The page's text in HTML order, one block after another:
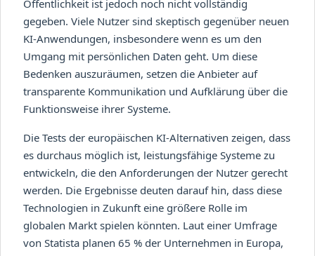
Öffentlichkeit ist jedoch noch nicht vollständig
gegeben. Viele Nutzer sind skeptisch gegenüber neuen
KI-Anwendungen, insbesondere wenn es um den
Umgang mit persönlichen Daten geht. Um diese
Bedenken auszuräumen, setzen die Anbieter auf
transparente Kommunikation und Aufklärung über die
Funktionsweise ihrer Systeme.
Die Tests der europäischen KI-Alternativen zeigen, dass
es durchaus möglich ist, leistungsfähige Systeme zu
entwickeln, die den Anforderungen der Nutzer gerecht
werden. Die Ergebnisse deuten darauf hin, dass diese
Technologien in Zukunft eine größere Rolle im
globalen Markt spielen könnten. Laut einer Umfrage
von Statista planen 65 % der Unternehmen in Europa,